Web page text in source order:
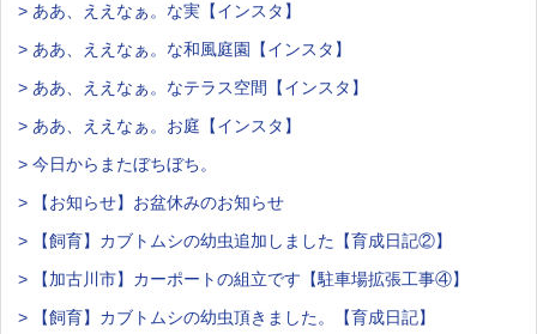
> ああ、ええなぁ。な実【インスタ】
> ああ、ええなぁ。な和風庭園【インスタ】
> ああ、ええなぁ。なテラス空間【インスタ】
> ああ、ええなぁ。お庭【インスタ】
> 今日からまたぼちぼち。
> 【お知らせ】お盆休みのお知らせ
> 【飼育】カブトムシの幼虫追加しました【育成日記②】
> 【加古川市】カーポートの組立です【駐車場拡張工事④】
> 【飼育】カブトムシの幼虫頂きました。【育成日記】